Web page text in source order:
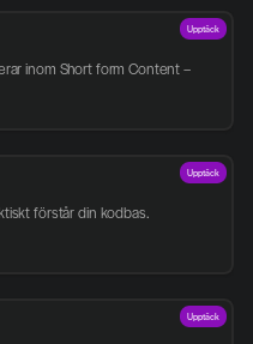
inom Short form Content –
Upptäck
förstår din kodbas.
Upptäck
Upptäck